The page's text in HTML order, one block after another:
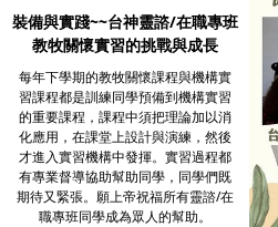
裝備與實踐~~台神靈諮/在職專班
教牧關懷實習的挑戰與成長
每年下學期的教牧關懷課程與機構實
習課程都是訓練同學預備到機構實習
的重要課程，課程中須把理論加以消
化應用，在課堂上設計與演練，然後
才進入實習機構中發揮。實習過程都
有專業督導協助幫助同學，同學們既
期待又緊張。願上帝祝福所有靈諮/在
職專班同學成為眾人的幫助。